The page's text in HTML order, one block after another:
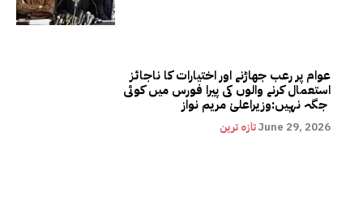
عوام پر رعب جھاڑنے اور اختیارات کا ناجائز
استعمال کرنے والوں کی پیرا فورس میں کوئی
تازہ ترینJune 29, 2026